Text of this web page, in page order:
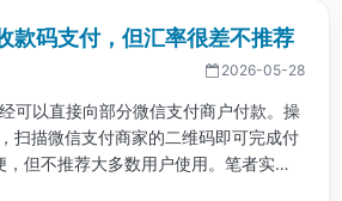
款码支付，但汇率很差不推荐
2026-05-28
可以直接向部分微信支付商户付款。操
扫描微信支付商家的二维码即可完成付
但不推荐大多数用户使用。笔者实测